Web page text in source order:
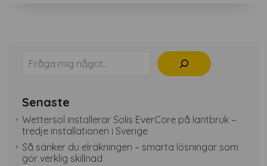
Senaste
Wettersol installerar Solis EverCore på lantbruk –
tredje installationen i Sverige
Så sänker du elräkningen – smarta lösningar som
gör verklig skillnad